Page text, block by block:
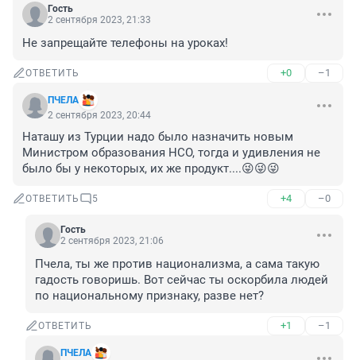
Гость
2 сентября 2023, 21:33
Не запрещайте телефоны на уроках!
ОТВЕТИТЬ +0 –1
ПЧЕЛА
2 сентября 2023, 20:44
Наташу из Турции надо было назначить новым
Министром образования НСО, тогда и удивления не
было бы у некоторых, их же продукт....😜😜😜
ОТВЕТИТЬ 5 +4 –0
Гость
2 сентября 2023, 21:06
Пчела, ты же против национализма, а сама такую
гадость говоришь. Вот сейчас ты оскорбила людей
по национальному признаку, разве нет?
ОТВЕТИТЬ +1 –1
ПЧЕЛА